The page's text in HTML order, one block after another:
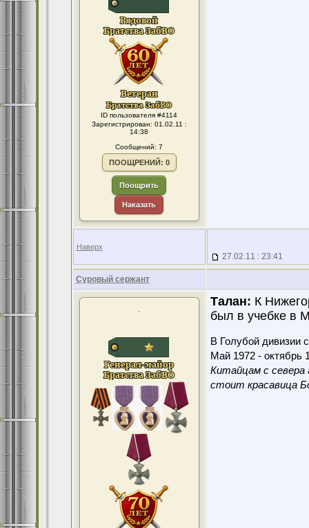
ID пользователя #4114
Зарегистрирован: 01.02.11 :
14:38
Сообщений: 7
ПООЩРЕНИЙ: 0
Поощрить
Наказать
Наверх
27.02.11 : 23:41
Суровый сержант
.
Талан: К
был в учебке в
В Голубой дивизии
Май 1972 - октябрь
Китайцам с севера
стоит красавица